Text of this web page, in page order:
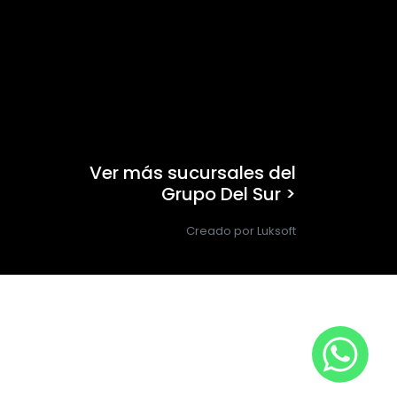
Ver más sucursales del
Grupo Del Sur >
Creado por Luksoft